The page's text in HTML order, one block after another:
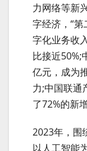
力网络等新
字经济，“
字化业务收
比接近50%;
亿元，成为
力;中国联通
了72%的新
2023年，围
以人工智能